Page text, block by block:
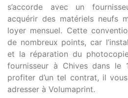
s’accorde avec un
acquérir des matériels neufs
loyer mensuel. Cette
de nombreux points, car
et la réparation du
fournisseur à Chives dans le
profiter d’un tel contrat, il
adresser à Volumaprint.